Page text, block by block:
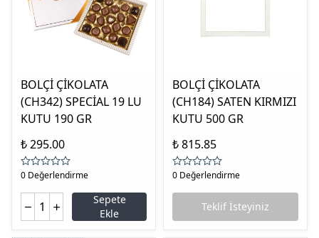
BOLÇİ ÇİKOLATA
(CH342) SPECİAL 19 LU
KUTU 190 GR
₺ 295.00
0 Değerlendirme
Sepete
Ekle
BOLÇİ ÇİKOLATA
(CH184) SATEN KIRMIZI
KUTU 500 GR
₺ 815.85
0 Değerlendirme
Teklif İsteyiniz